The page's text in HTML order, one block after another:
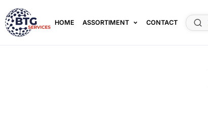
HOME ASSORTIMENT CONTACT